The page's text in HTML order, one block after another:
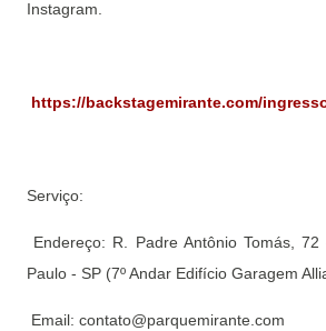
Instagram.
https://backstagemirante.com/
Serviço:
Endereço: R. Padre Antônio Tomás,
Paulo - SP (7º Andar Edifício Garagem
Email: contato@parquemirante.com